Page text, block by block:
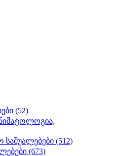
(52)
საშუალებები (512)
(673)